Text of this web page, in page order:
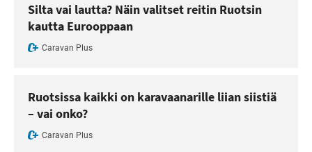
Silta vai lautta? Näin valitset reitin Ruotsin
kautta Eurooppaan
Caravan Plus
Ruotsissa kaikki on karavaanarille liian siistiä
– vai onko?
Caravan Plus